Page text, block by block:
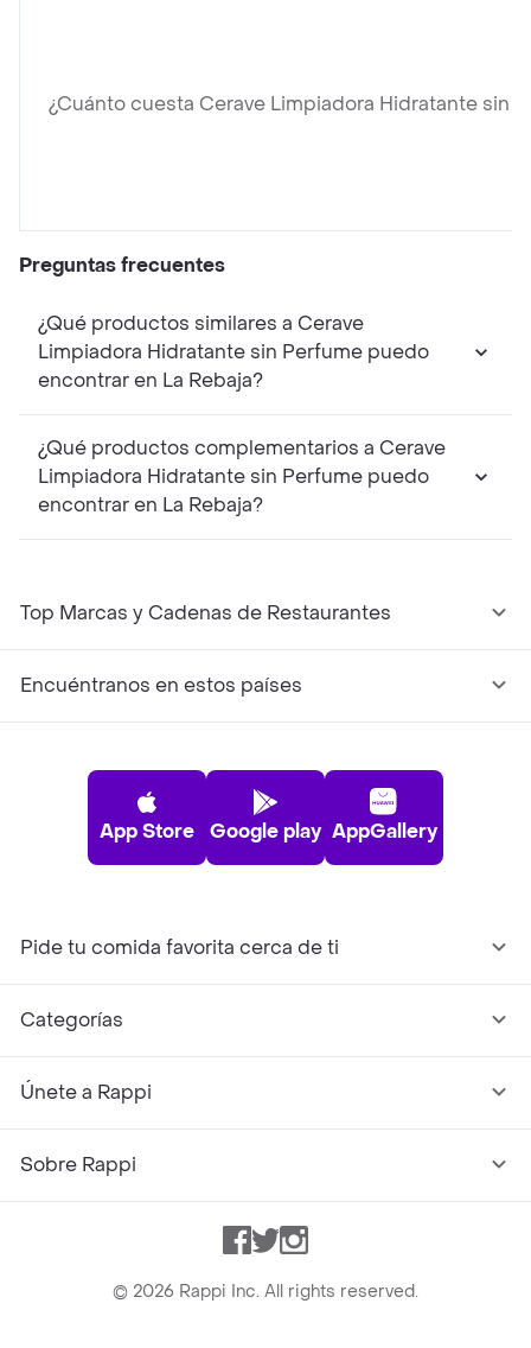
¿Cuánto cuesta Cerave Limpiadora Hidratante sin
Preguntas frecuentes
¿Qué productos similares a Cerave
Limpiadora Hidratante sin Perfume puedo
encontrar en La Rebaja?
¿Qué productos complementarios a Cerave
Limpiadora Hidratante sin Perfume puedo
encontrar en La Rebaja?
Top Marcas y Cadenas de Restaurantes
Encuéntranos en estos países
App Store Google play AppGallery
Pide tu comida favorita cerca de ti
Categorías
Únete a Rappi
Sobre Rappi
Facebook
TwitterInstagram
© 2026 Rappi Inc. All rights reserved.